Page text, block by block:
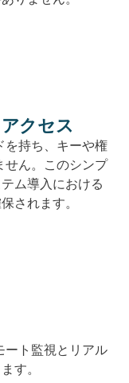
クセス
を持ち、キーや権
せん。このシンプ
ム導入における
されます。
ート監視とリアル
す。